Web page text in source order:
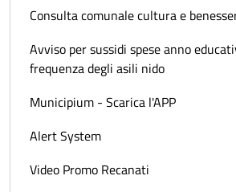
Consulta comunale cultura e
Avviso per sussidi spese anno
frequenza degli asili nido
Municipium - Scarica l'APP
Alert System
Video Promo Recanati